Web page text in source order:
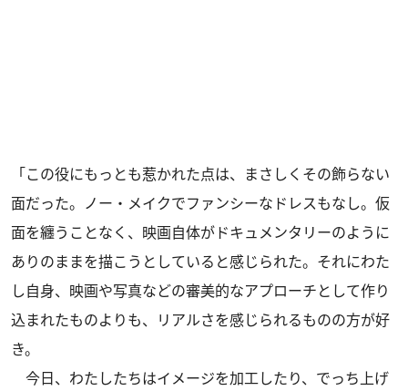
「この役にもっとも惹かれた点は、まさしくその飾らない
面だった。ノー・メイクでファンシーなドレスもなし。仮
面を纏うことなく、映画自体がドキュメンタリーのように
ありのままを描こうとしていると感じられた。それにわた
し自身、映画や写真などの審美的なアプローチとして作り
込まれたものよりも、リアルさを感じられるものの方が好
き。
今日、わたしたちはイメージを加工したり、でっち上げ